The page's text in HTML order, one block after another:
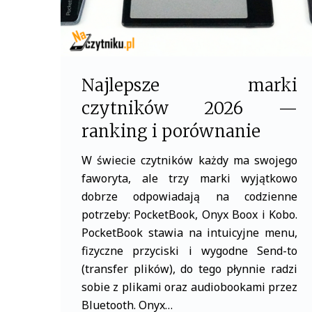
Najlepsze marki
czytników 2026 —
ranking i porównanie
W świecie czytników każdy ma swojego
faworyta, ale trzy marki wyjątkowo
dobrze odpowiadają na codzienne
potrzeby: PocketBook, Onyx Boox i Kobo.
PocketBook stawia na intuicyjne menu,
fizyczne przyciski i wygodne Send-to
(transfer plików), do tego płynnie radzi
sobie z plikami oraz audiobookami przez
Bluetooth. Onyx…